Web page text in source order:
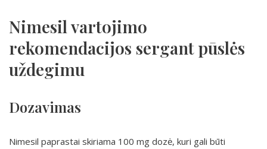
Nimesil vartojimo
rekomendacijos sergant pūslės
uždegimu
Dozavimas
Nimesil paprastai skiriama 100 mg dozė, kuri gali būti